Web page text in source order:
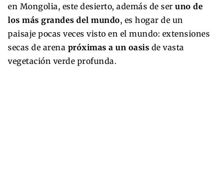
en Mongolia, este desierto, además de ser uno de
los más grandes del mundo, es hogar de un
paisaje pocas veces visto en el mundo: extensiones
secas de arena próximas a un oasis de vasta
vegetación verde profunda.